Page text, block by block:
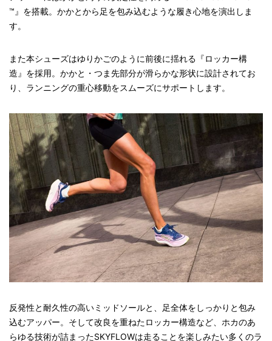
™』を搭載。かかとから足を包み込むような履き心地を演出しま
す。
また本シューズはゆりかごのように前後に揺れる『ロッカー構
造』を採用。かかと・つま先部分が滑らかな形状に設計されてお
り、ランニングの重心移動をスムーズにサポートします。
反発性と耐久性の高いミッドソールと、足全体をしっかりと包み
込むアッパー。そして改良を重ねたロッカー構造など、ホカのあ
らゆる技術が詰まったSKYFLOWは走ることを楽しみたい多くのラ